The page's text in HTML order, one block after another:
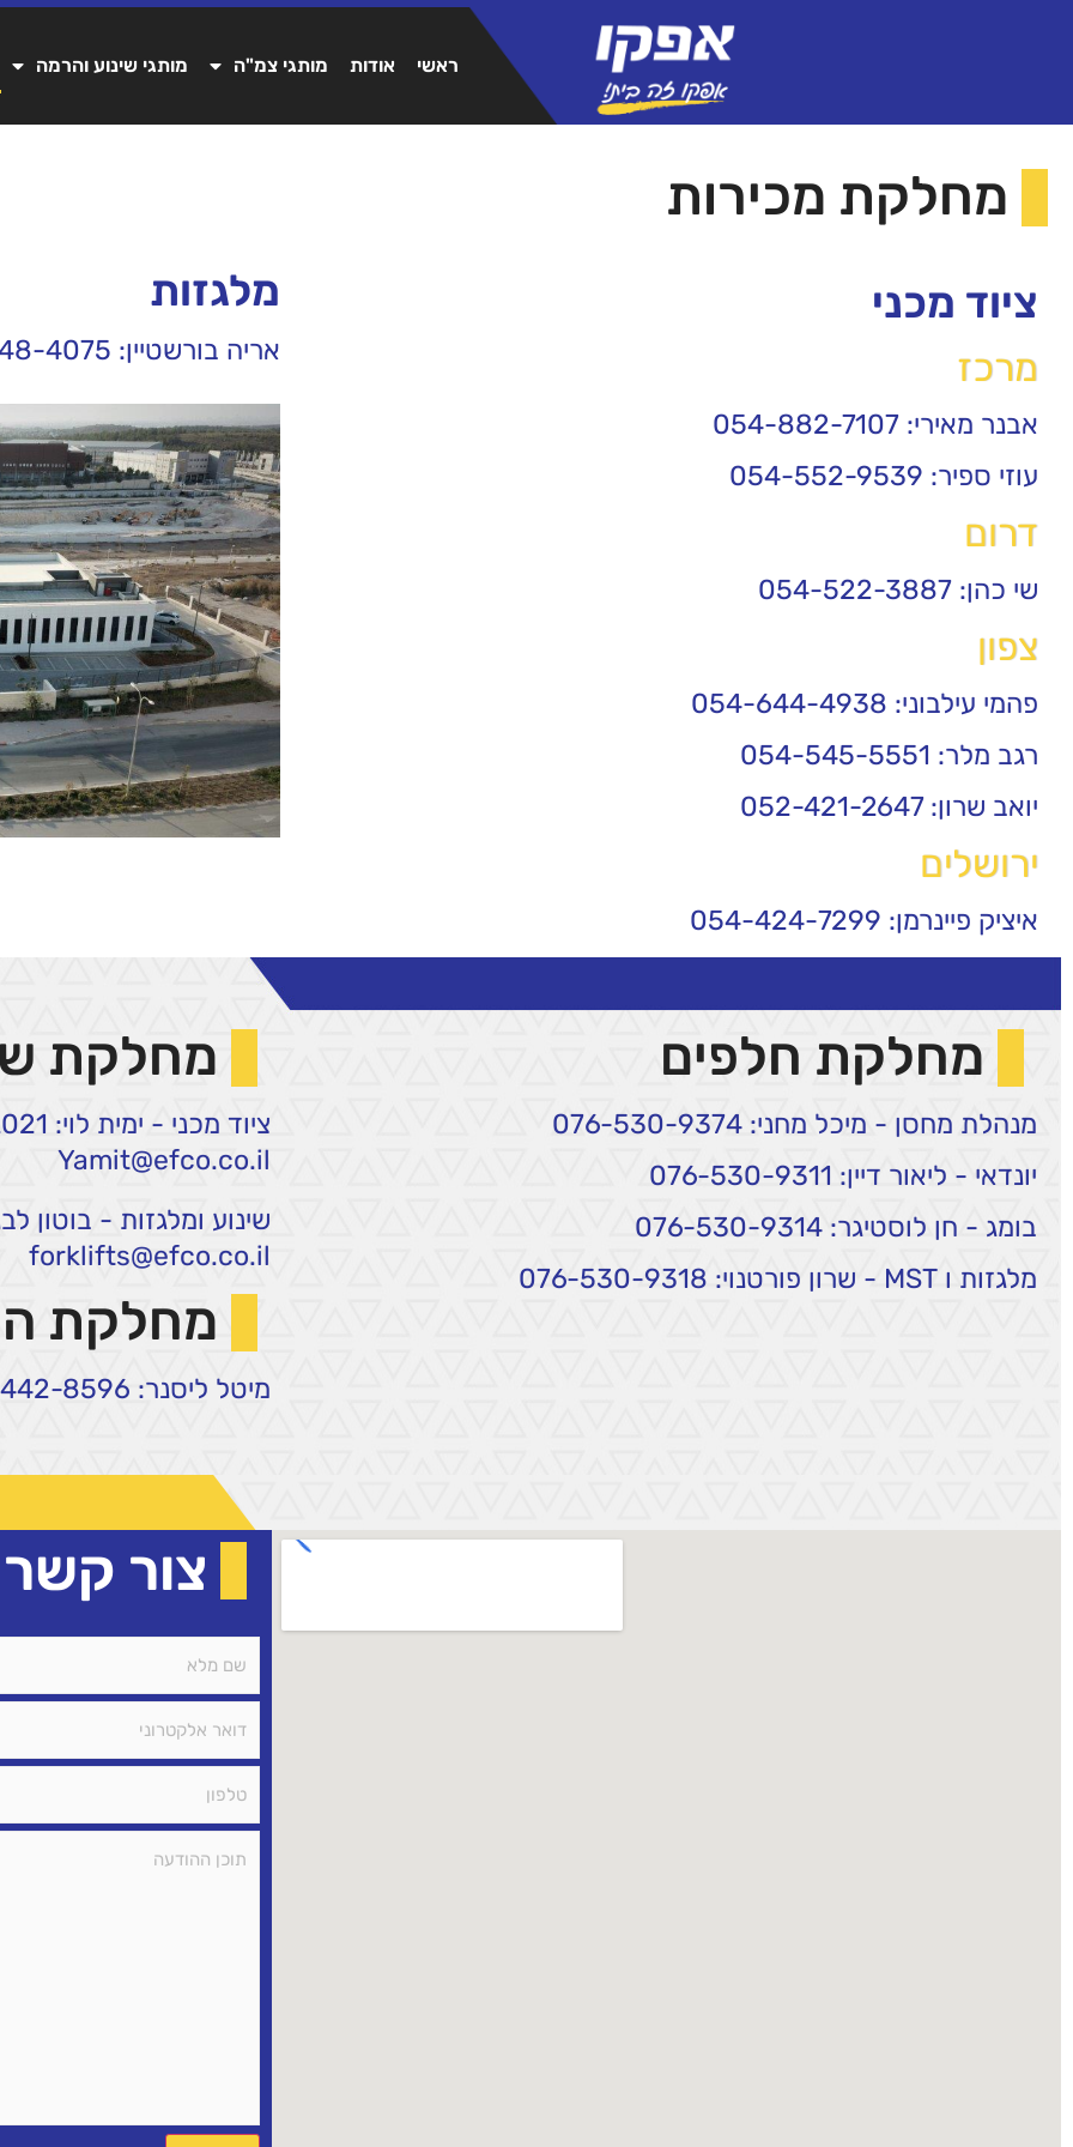
ראשי אודות מותגי צמ"ה מותגי שינוע והרמה
מחלקת מכירות
ציוד מכני
מרכז
אבנר מאירי: 054-882-7107
עוזי ספיר: 054-552-9539
דרום
שי כהן: 054-522-3887
צפון
פהמי עילבוני: 054-644-4938
רגב מלר: 054-545-5551
יואב שרון: 052-421-2647
ירושלים
איציק פיינרמן: 054-424-7299
מלגזות
אריה בורשטיין: 054-448-4075
מחלקת חלפים
מנהלת מחסן - מיכל מחני: 076-530-9374
יונדאי - ליאור דיין: 076-530-9311
בומג - חן לוסטיגר: 076-530-9314
מלגזות ו MST - שרון פורטנוי: 076-530-9318
מחלקת
ציוד מכני - ימית לוי: 054-636-2021
Yamit@efco.co.il
שינוע ומלגזות - בוטון לבנה: 054-
forklifts@efco.co.il
מחלקת
מיטל ליסנר: 054-442-8596
צור קשר